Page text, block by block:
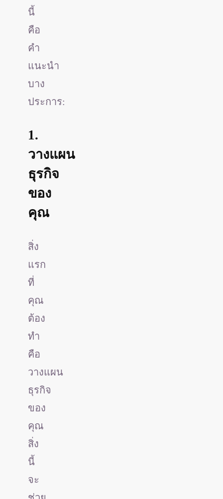
นี้
คือ
คำ
แนะนำ
บาง
ประการ:
1.
วางแผน
ธุรกิจ
ของ
คุณ
สิ่ง
แรก
ที่
คุณ
ต้อง
ทำ
คือ
วางแผน
ธุรกิจ
ของ
คุณ
สิ่ง
นี้
จะ